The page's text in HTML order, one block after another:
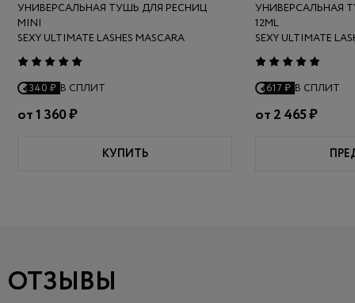
УНИВЕРСАЛЬНАЯ ТУШЬ ДЛЯ РЕСНИЦ
MINI
SEXY ULTIMATE LASHES MASCARA
340 ₽ В СПЛИТ
от1 360 ₽
КУПИТЬ
УНИВЕРСАЛЬНАЯ
12ML
SEXY ULTIMATE
617 ₽ В СПЛИТ
от2 465 ₽
ОТЗЫВЫ